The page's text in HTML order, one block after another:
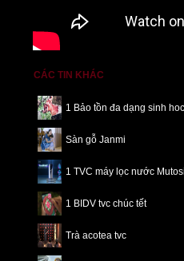
CÁC TIN KHÁC
1 Bảo tồn đa dạng sinh hoc
Sàn gỗ Janmi
1 TVC máy lọc nước
1 BIDV tvc chúc tết
Trà acotea tvc